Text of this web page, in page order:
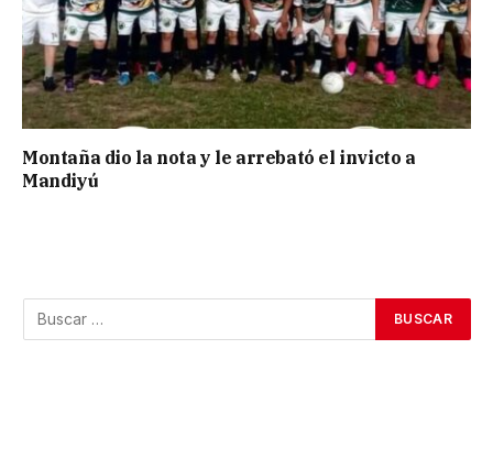
Montaña dio la nota y le arrebató el invicto a
Mandiyú